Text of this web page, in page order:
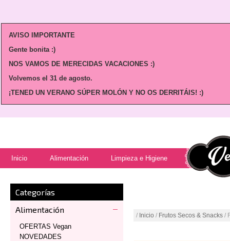
AVISO IMPORTANTE
Gente bonita :)
NOS VAMOS DE MERECIDAS VACACIONES :)
Volvemos el 31 de agosto.
¡TENED UN VERANO SÚPER MOLÓN Y NO OS DERRITÁIS! :)
Inicio Alimentación Limpieza e Higiene
Categorías
Alimentación
OFERTAS Vegan
NOVEDADES
/ Inicio / Frutos Secos & Snacks /